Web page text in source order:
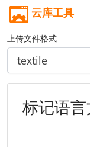
云库工具
上传文件格式
标记语